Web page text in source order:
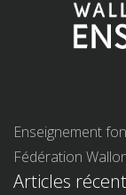
Enseignement
Fédération
Articles